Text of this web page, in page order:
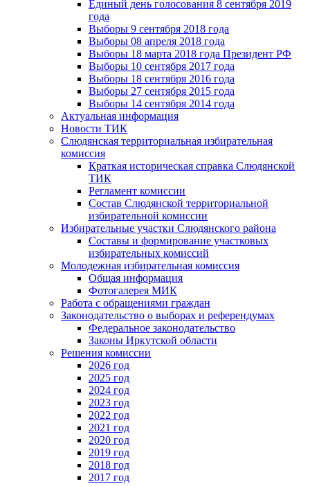
Единый день голосования 8 сентября 2019
года
Выборы 9 сентября 2018 года
Выборы 08 апреля 2018 года
Выборы 18 марта 2018 года Президент РФ
Выборы 10 сентября 2017 года
Выборы 18 сентября 2016 года
Выборы 27 сентября 2015 года
Выборы 14 сентября 2014 года
Актуальная информация
Новости ТИК
Слюдянская территориальная избирательная
комиссия
Краткая историческая справка Слюдянской
ТИК
Регламент комиссии
Состав Слюдянской территориальной
избирательной комиссии
Избирательные участки Слюдянского района
Составы и формирование участковых
избирательных комиссий
Молодежная избирательная комиссия
Общая информация
Фотогалерея МИК
Работа с обращениями граждан
Законодательство о выборах и референдумах
Федеральное законодательство
Законы Иркутской области
Решения комиссии
2026 год
2025 год
2024 год
2023 год
2022 год
2021 год
2020 год
2019 год
2018 год
2017 год